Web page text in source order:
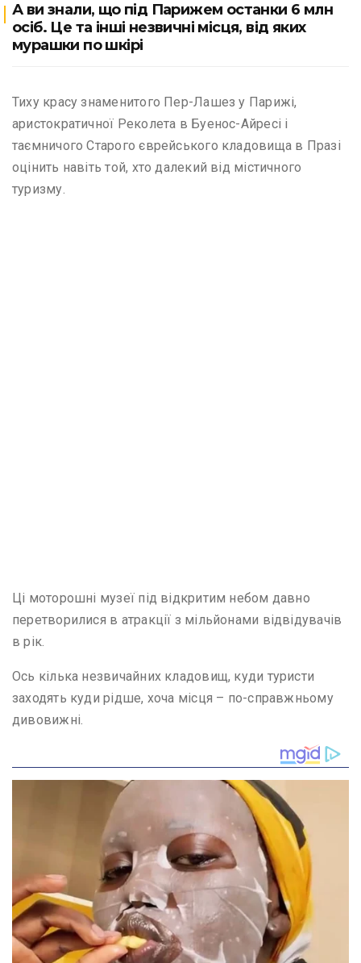
А ви знали, що під Парижем останки 6 млн
осіб. Це та інші незвичні місця, від яких
мурашки по шкірі
Тиху красу знаменитого Пер-Лашез у Парижі,
аристократичної Реколета в Буенос-Айресі і
таємничого Старого єврейського кладовища в Празі
оцінить навіть той, хто далекий від містичного
туризму.
Ці моторошні музеї під відкритим небом давно
перетворилися в атракції з мільйонами відвідувачів
в рік.
Ось кілька незвичайних кладовищ, куди туристи
заходять куди рідше, хоча місця – по-справжньому
дивовижні.